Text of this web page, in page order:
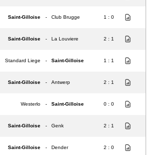
Saint-Gilloise - Club Brugge 1 : 0
Saint-Gilloise - La Louviere 2 : 1
Standard Liege - Saint-Gilloise 1 : 1
Saint-Gilloise - Antwerp 2 : 1
Westerlo - Saint-Gilloise 0 : 0
Saint-Gilloise - Genk 2 : 1
Saint-Gilloise - Dender 2 : 0